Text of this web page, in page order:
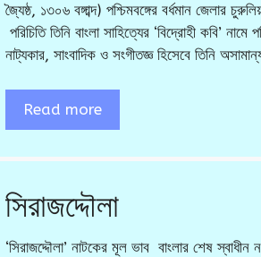
জ্যৈষ্ঠ, ১৩০৬ বঙ্গাব্দ) পশ্চিমবঙ্গের বর্ধমান জেলার
পরিচিতি তিনি বাংলা সাহিত্যের ‘বিদ্রোহী কবি’
নাট্যকার, সাংবাদিক ও সংগীতজ্ঞ হিসেবে তিনি
Read more
সিরাজদ্দৌলা
‘সিরাজদ্দৌলা’ নাটকের মূল ভাব বাংলার শেষ স্বাধীন